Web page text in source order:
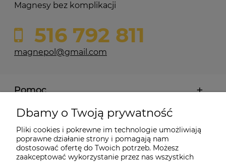
Magnesy bez komplikacji
516 792 811
magnepol@gmail.com
Pomoc
Moje konto
Płatności i dostawa
Dbamy o Twoją prywatność
Pliki cookies i pokrewne im technologie umożliwiają
poprawne działanie strony i pomagają nam
dostosować ofertę do Twoich potrzeb. Możesz
zaakceptować wykorzystanie przez nas wszystkich